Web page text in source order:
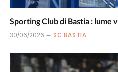
Sporting Club di Bastia : lume
30/06/2026 SC BASTIA